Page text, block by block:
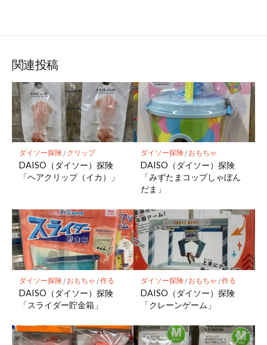
関連投稿
ダイソー探険/ クリップ
DAISO（ダイソー）探険
「ヘアクリップ（イカ）」
ダイソー探険/ おもちゃ
DAISO（ダイソー）探険
「みずたまコップしゃぼん
だま」
ダイソー探険/ おもちゃ /作る
DAISO（ダイソー）探険
「スライダー貯金箱」
ダイソー探険/ おもちゃ /作る
DAISO（ダイソー）探険
「クレーンゲーム」